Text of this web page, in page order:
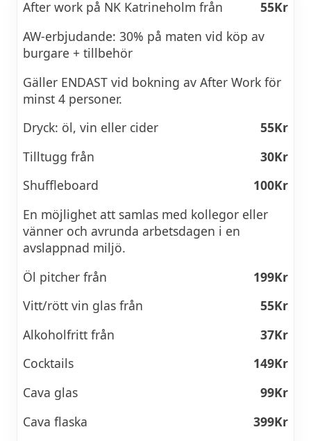
After work på NK Katrineholm från
55Kr
AW-erbjudande: 30% på maten vid köp av
burgare + tillbehör
Gäller ENDAST vid bokning av After Work för
minst 4 personer.
Dryck: öl, vin eller cider
55Kr
Tilltugg från
30Kr
Shuffleboard
100Kr
En möjlighet att samlas med kollegor eller
vänner och avrunda arbetsdagen i en
avslappnad miljö.
Öl pitcher från
199Kr
Vitt/rött vin glas från
55Kr
Alkoholfritt från
37Kr
Cocktails
149Kr
Cava glas
99Kr
Cava flaska
399Kr